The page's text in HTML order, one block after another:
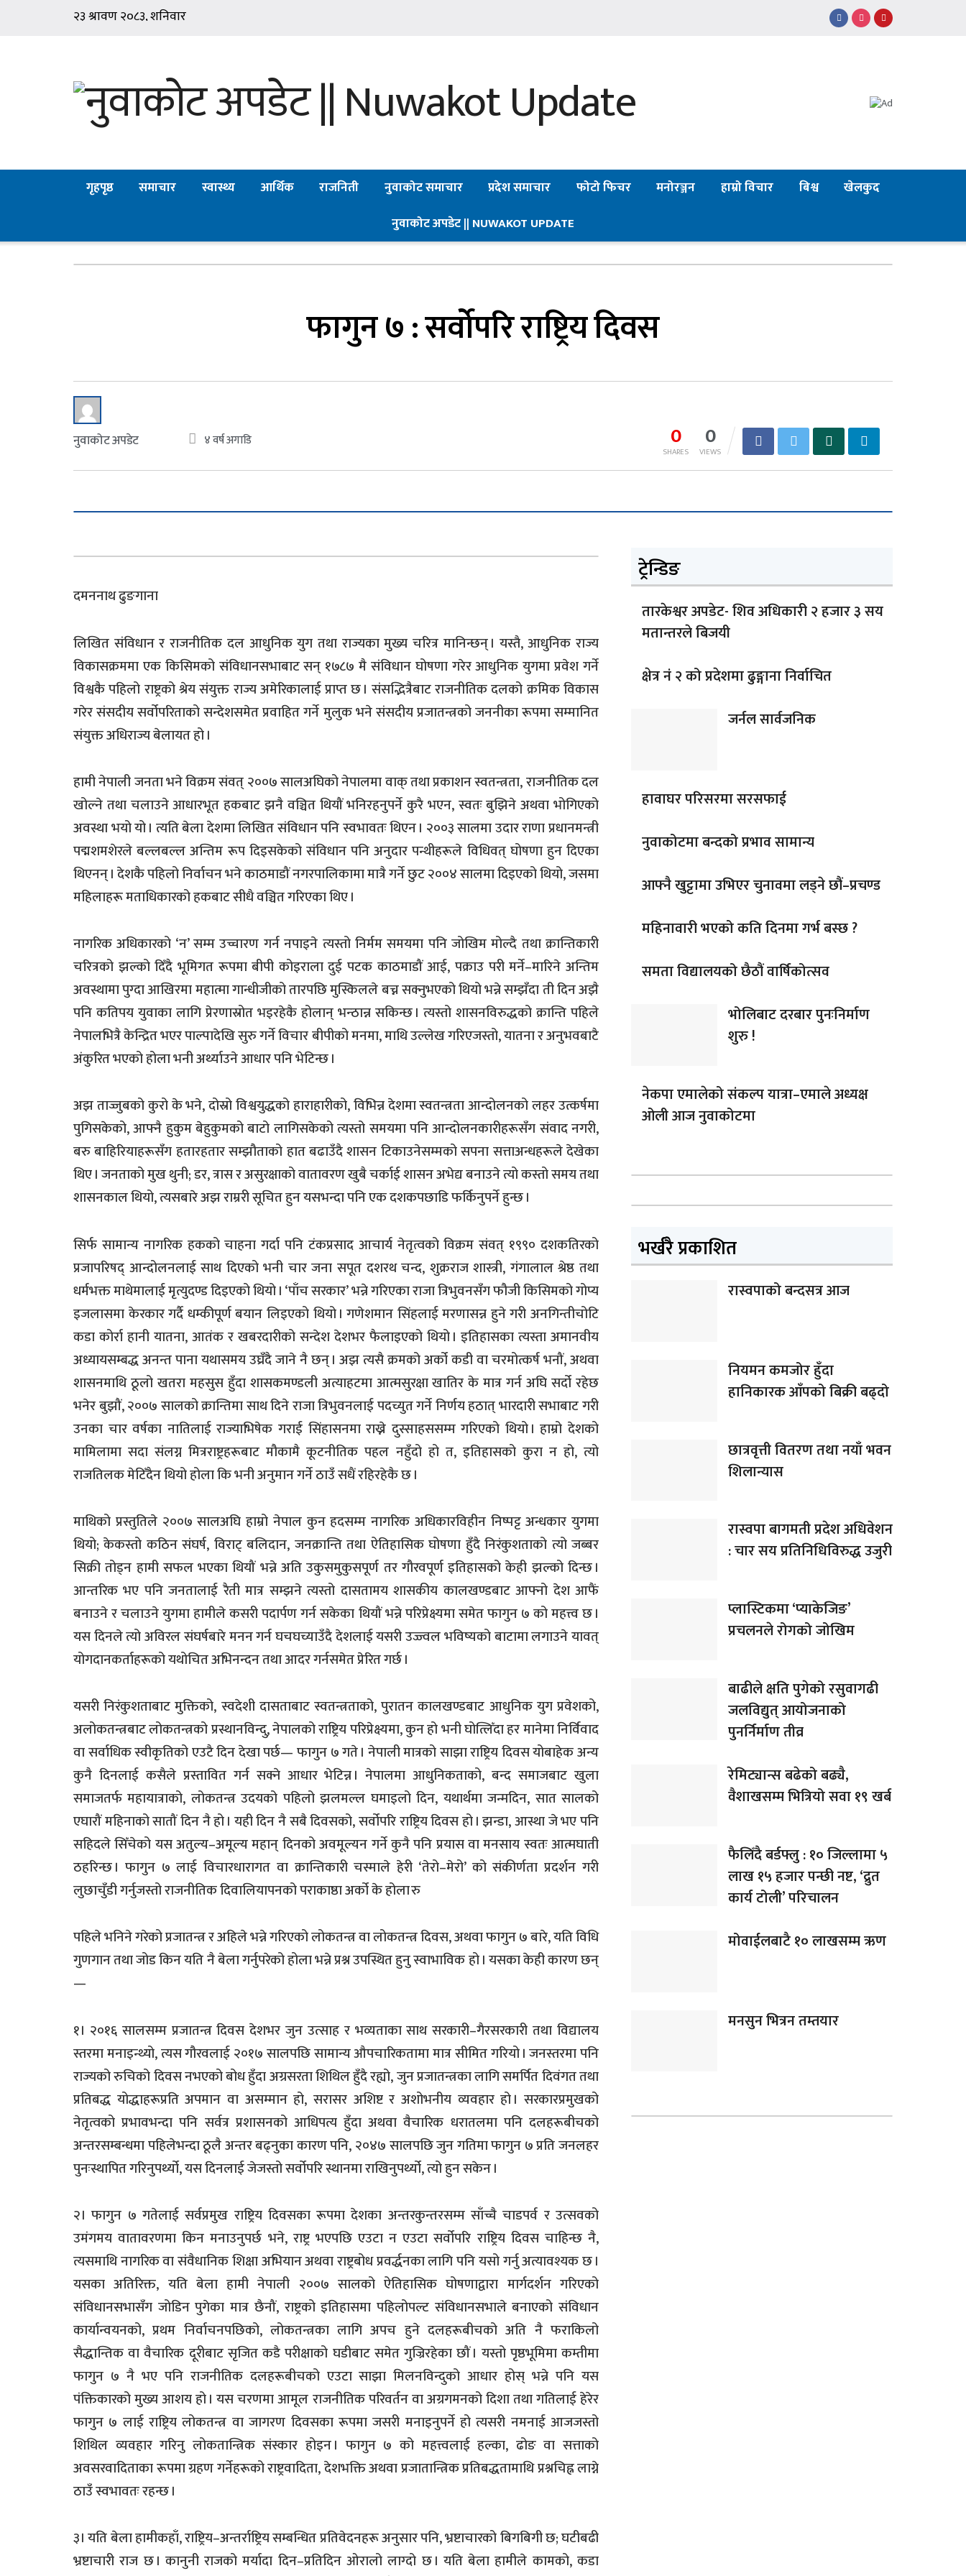
गृहपृष्ठ समाचार स्वास्थ्य आर्थिक राजनिती नुवाकोट समाचार प्रदेश समाचार फोटो फिचर मनोरञ्जन हाम्रो विचार बिश्व
खेलकुद
नुवाकोट अपडेट || NUWAKOT UPDATE
फागुन ७ : सर्वोपरि राष्ट्रिय दिवस
नुवाकोट अपडेट 0
SHARES 0
VIEWS
४ वर्ष अगाडि
दमननाथ ढुङगाना
लिखित संविधान र राजनीतिक दल आधुनिक युग तथा राज्यका मुख्य चरित्र मानिन्छन् । यस्तै, आधुनिक राज्य
विकासक्रममा एक किसिमको संविधानसभाबाट सन् १७८७ मै संविधान घोषणा गरेर आधुनिक युगमा प्रवेश गर्ने
विश्वकै पहिलो राष्ट्रको श्रेय संयुक्त राज्य अमेरिकालाई प्राप्त छ । संसद्भित्रैबाट राजनीतिक दलको क्रमिक विकास
गरेर संसदीय सर्वोपरिताको सन्देशसमेत प्रवाहित गर्ने मुलुक भने संसदीय प्रजातन्त्रको जननीका रूपमा सम्मानित
संयुक्त अधिराज्य बेलायत हो ।
हामी नेपाली जनता भने विक्रम संवत् २००७ सालअघिको नेपालमा वाक् तथा प्रकाशन स्वतन्त्रता, राजनीतिक दल
खोल्ने तथा चलाउने आधारभूत हकबाट झनै वञ्चित थियौं भनिरहनुपर्ने कुरै भएन, स्वतः बुझिने अथवा भोगिएको
अवस्था भयो यो । त्यति बेला देशमा लिखित संविधान पनि स्वभावतः थिएन । २००३ सालमा उदार राणा प्रधानमन्त्री
पद्मशमशेरले बल्लबल्ल अन्तिम रूप दिइसकेको संविधान पनि अनुदार पन्थीहरूले विधिवत् घोषणा हुन दिएका
थिएनन् । देशकै पहिलो निर्वाचन भने काठमाडौं नगरपालिकामा मात्रै गर्ने छुट २००४ सालमा दिइएको थियो, जसमा
महिलाहरू मताधिकारको हकबाट सीधै वञ्चित गरिएका थिए ।
नागरिक अधिकारको ‘न’ सम्म उच्चारण गर्न नपाइने त्यस्तो निर्मम समयमा पनि जोखिम मोल्दै तथा क्रान्तिकारी
चरित्रको झल्को दिँदै भूमिगत रूपमा बीपी कोइराला दुई पटक काठमाडौं आई, पक्राउ परी मर्ने–मारिने अन्तिम
अवस्थामा पुग्दा आखिरमा महात्मा गान्धीजीको तारपछि मुस्किलले बच्न सक्नुभएको थियो भन्ने सम्झँदा ती दिन अझै
पनि कतिपय युवाका लागि प्रेरणास्रोत भइरहेकै होलान् भन्ठान्न सकिन्छ । त्यस्तो शासनविरुद्धको क्रान्ति पहिले
नेपालभित्रै केन्द्रित भएर पाल्पादेखि सुरु गर्ने विचार बीपीको मनमा, माथि उल्लेख गरिएजस्तो, यातना र अनुभवबाटै
अंकुरित भएको होला भनी अर्थ्याउने आधार पनि भेटिन्छ ।
अझ ताज्जुबको कुरो के भने, दोस्रो विश्वयुद्धको हाराहारीको, विभिन्न देशमा स्वतन्त्रता आन्दोलनको लहर उत्कर्षमा
पुगिसकेको, आफ्नै हुकुम बेहुकुमको बाटो लागिसकेको त्यस्तो समयमा पनि आन्दोलनकारीहरूसँग संवाद नगरी,
बरु बाहिरियाहरूसँग हतारहतार सम्झौताको हात बढाउँदै शासन टिकाउनेसम्मको सपना सत्ताअन्धहरूले देखेका
थिए । जनताको मुख थुनी; डर, त्रास र असुरक्षाको वातावरण खुबै चर्काई शासन अभेद्य बनाउने त्यो कस्तो समय तथा
शासनकाल थियो, त्यसबारे अझ राम्ररी सूचित हुन यसभन्दा पनि एक दशकपछाडि फर्किनुपर्ने हुन्छ ।
सिर्फ सामान्य नागरिक हकको चाहना गर्दा पनि टंकप्रसाद आचार्य नेतृत्वको विक्रम संवत् १९९० दशकतिरको
प्रजापरिषद् आन्दोलनलाई साथ दिएको भनी चार जना सपूत दशरथ चन्द, शुक्रराज शास्त्री, गंगालाल श्रेष्ठ तथा
धर्मभक्त माथेमालाई मृत्युदण्ड दिइएको थियो । ‘पाँच सरकार’ भन्ने गरिएका राजा त्रिभुवनसँग फौजी किसिमको गोप्य
इजलासमा केरकार गर्दै धम्कीपूर्ण बयान लिइएको थियो । गणेशमान सिंहलाई मरणासन्न हुने गरी अनगिन्तीचोटि
कडा कोर्रा हानी यातना, आतंक र खबरदारीको सन्देश देशभर फैलाइएको थियो । इतिहासका त्यस्ता अमानवीय
अध्यायसम्बद्ध अनन्त पाना यथासमय उघ्रँदै जाने नै छन् । अझ त्यसै क्रमको अर्को कडी वा चरमोत्कर्ष भनौं, अथवा
शासनमाथि ठूलो खतरा महसुस हुँदा शासकमण्डली अत्याहटमा आत्मसुरक्षा खातिर के मात्र गर्न अघि सर्दो रहेछ
भनेर बुझौं, २००७ सालको क्रान्तिमा साथ दिने राजा त्रिभुवनलाई पदच्युत गर्ने निर्णय हठात् भारदारी सभाबाट गरी
उनका चार वर्षका नातिलाई राज्याभिषेक गराई सिंहासनमा राख्ने दुस्साहससम्म गरिएको थियो । हाम्रो देशको
मामिलामा सदा संलग्न मित्रराष्ट्रहरूबाट मौकामै कूटनीतिक पहल नहुँदो हो त, इतिहासको कुरा न हो, त्यो
राजतिलक मेटिँदैन थियो होला कि भनी अनुमान गर्ने ठाउँ सधैं रहिरहेकै छ ।
माथिको प्रस्तुतिले २००७ सालअघि हाम्रो नेपाल कुन हदसम्म नागरिक अधिकारविहीन निष्पट्ट अन्धकार युगमा
थियो; केकस्तो कठिन संघर्ष, विराट् बलिदान, जनक्रान्ति तथा ऐतिहासिक घोषणा हुँदै निरंकुशताको त्यो जब्बर
सिक्री तोड्न हामी सफल भएका थियौं भन्ने अति उकुसमुकुसपूर्ण तर गौरवपूर्ण इतिहासको केही झल्को दिन्छ ।
आन्तरिक भए पनि जनतालाई रैती मात्र सम्झने त्यस्तो दासतामय शासकीय कालखण्डबाट आफ्नो देश आफैं
बनाउने र चलाउने युगमा हामीले कसरी पदार्पण गर्न सकेका थियौं भन्ने परिप्रेक्ष्यमा समेत फागुन ७ को महत्त्व छ ।
यस दिनले त्यो अविरल संघर्षबारे मनन गर्न घचघच्याउँदै देशलाई यसरी उज्ज्वल भविष्यको बाटामा लगाउने यावत्
योगदानकर्ताहरूको यथोचित अभिनन्दन तथा आदर गर्नसमेत प्रेरित गर्छ ।
यसरी निरंकुशताबाट मुक्तिको, स्वदेशी दासताबाट स्वतन्त्रताको, पुरातन कालखण्डबाट आधुनिक युग प्रवेशको,
अलोकतन्त्रबाट लोकतन्त्रको प्रस्थानविन्दु, नेपालको राष्ट्रिय परिप्रेक्ष्यमा, कुन हो भनी घोत्लिँदा हर मानेमा निर्विवाद
वा सर्वाधिक स्वीकृतिको एउटै दिन देखा पर्छ— फागुन ७ गते । नेपाली मात्रको साझा राष्ट्रिय दिवस योबाहेक अन्य
कुनै दिनलाई कसैले प्रस्तावित गर्न सक्ने आधार भेटिन्न । नेपालमा आधुनिकताको, बन्द समाजबाट खुला
समाजतर्फ महायात्राको, लोकतन्त्र उदयको पहिलो झलमल्ल घमाइलो दिन, यथार्थमा जन्मदिन, सात सालको
एघारौं महिनाको सातौं दिन नै हो । यही दिन नै सबै दिवसको, सर्वोपरि राष्ट्रिय दिवस हो । झन्डा, आस्था जे भए पनि
सहिदले सिँचेको यस अतुल्य–अमूल्य महान् दिनको अवमूल्यन गर्ने कुनै पनि प्रयास वा मनसाय स्वतः आत्मघाती
ठहरिन्छ । फागुन ७ लाई विचारधारागत वा क्रान्तिकारी चस्माले हेरी ‘तेरो–मेरो’ को संकीर्णता प्रदर्शन गरी
लुछाचुँडी गर्नुजस्तो राजनीतिक दिवालियापनको पराकाष्ठा अर्को के होला रु
पहिले भनिने गरेको प्रजातन्त्र र अहिले भन्ने गरिएको लोकतन्त्र वा लोकतन्त्र दिवस, अथवा फागुन ७ बारे, यति विधि
गुणगान तथा जोड किन यति नै बेला गर्नुपरेको होला भन्ने प्रश्न उपस्थित हुनु स्वाभाविक हो । यसका केही कारण छन्
—
१। २०१६ सालसम्म प्रजातन्त्र दिवस देशभर जुन उत्साह र भव्यताका साथ सरकारी–गैरसरकारी तथा विद्यालय
स्तरमा मनाइन्थ्यो, त्यस गौरवलाई २०१७ सालपछि सामान्य औपचारिकतामा मात्र सीमित गरियो । जनस्तरमा पनि
राज्यको रुचिको दिवस नभएको बोध हुँदा अग्रसरता शिथिल हुँदै रह्यो, जुन प्रजातन्त्रका लागि समर्पित दिवंगत तथा
प्रतिबद्ध योद्धाहरूप्रति अपमान वा असम्मान हो, सरासर अशिष्ट र अशोभनीय व्यवहार हो । सरकारप्रमुखको
नेतृत्वको प्रभावभन्दा पनि सर्वत्र प्रशासनको आधिपत्य हुँदा अथवा वैचारिक धरातलमा पनि दलहरूबीचको
अन्तरसम्बन्धमा पहिलेभन्दा ठूलै अन्तर बढ्नुका कारण पनि, २०४७ सालपछि जुन गतिमा फागुन ७ प्रति जनलहर
पुनःस्थापित गरिनुपर्थ्यो, यस दिनलाई जेजस्तो सर्वोपरि स्थानमा राखिनुपर्थ्यो, त्यो हुन सकेन ।
२। फागुन ७ गतेलाई सर्वप्रमुख राष्ट्रिय दिवसका रूपमा देशका अन्तरकुन्तरसम्म साँच्चै चाडपर्व र उत्सवको
उमंगमय वातावरणमा किन मनाउनुपर्छ भने, राष्ट्र भएपछि एउटा न एउटा सर्वोपरि राष्ट्रिय दिवस चाहिन्छ नै,
त्यसमाथि नागरिक वा संवैधानिक शिक्षा अभियान अथवा राष्ट्रबोध प्रवर्द्धनका लागि पनि यसो गर्नु अत्यावश्यक छ ।
यसका अतिरिक्त, यति बेला हामी नेपाली २००७ सालको ऐतिहासिक घोषणाद्वारा मार्गदर्शन गरिएको
संविधानसभासँग जोडिन पुगेका मात्र छैनौं, राष्ट्रको इतिहासमा पहिलोपल्ट संविधानसभाले बनाएको संविधान
कार्यान्वयनको, प्रथम निर्वाचनपछिको, लोकतन्त्रका लागि अपच हुने दलहरूबीचको अति नै फराकिलो
सैद्धान्तिक वा वैचारिक दूरीबाट सृजित कडै परीक्षाको घडीबाट समेत गुज्रिरहेका छौं । यस्तो पृष्ठभूमिमा कम्तीमा
फागुन ७ नै भए पनि राजनीतिक दलहरूबीचको एउटा साझा मिलनविन्दुको आधार होस् भन्ने पनि यस
पंक्तिकारको मुख्य आशय हो । यस चरणमा आमूल राजनीतिक परिवर्तन वा अग्रगमनको दिशा तथा गतिलाई हेरेर
फागुन ७ लाई राष्ट्रिय लोकतन्त्र वा जागरण दिवसका रूपमा जसरी मनाइनुपर्ने हो त्यसरी नमनाई आजजस्तो
शिथिल व्यवहार गरिनु लोकतान्त्रिक संस्कार होइन । फागुन ७ को महत्त्वलाई हल्का, ढोङ वा सत्ताको
अवसरवादिताका रूपमा ग्रहण गर्नेहरूको राष्ट्रवादिता, देशभक्ति अथवा प्रजातान्त्रिक प्रतिबद्धतामाथि प्रश्नचिह्न लाग्ने
ठाउँ स्वभावतः रहन्छ ।
३। यति बेला हामीकहाँ, राष्ट्रिय–अन्तर्राष्ट्रिय सम्बन्धित प्रतिवेदनहरू अनुसार पनि, भ्रष्टाचारको बिगबिगी छ; घटीबढी
भ्रष्टाचारी राज छ । कानुनी राजको मर्यादा दिन–प्रतिदिन ओरालो लाग्दो छ । यति बेला हामीले कामको, कडा
ट्रेन्डिङ
तारकेश्वर अपडेट- शिव अधिकारी २ हजार ३ सय
मतान्तरले बिजयी
क्षेत्र नं २ को प्रदेशमा ढुङ्गाना निर्वाचित
जर्नल सार्वजनिक
हावाघर परिसरमा सरसफाई
नुवाकोटमा बन्दको प्रभाव सामान्य
आफ्नै खुट्टामा उभिएर चुनावमा लड्ने छौं–प्रचण्ड
महिनावारी भएको कति दिनमा गर्भ बस्छ ?
समता विद्यालयको छैठौं वार्षिकोत्सव
भोलिबाट दरबार पुनःनिर्माण
शुरु !
नेकपा एमालेको संकल्प यात्रा–एमाले अध्यक्ष
ओली आज नुवाकोटमा
भर्खरै प्रकाशित
रास्वपाको बन्दसत्र आज
नियमन कमजोर हुँदा
हानिकारक आँपको बिक्री बढ्दो
छात्रवृत्ती वितरण तथा नयाँ भवन
शिलान्यास
रास्वपा बागमती प्रदेश अधिवेशन
: चार सय प्रतिनिधिविरुद्ध उजुरी
प्लास्टिकमा ‘प्याकेजिङ’
प्रचलनले रोगको जोखिम
बाढीले क्षति पुगेको रसुवागढी
जलविद्युत् आयोजनाको
पुनर्निर्माण तीव्र
रेमिट्यान्स बढेको बढ्यै,
वैशाखसम्म भित्रियो सवा १९ खर्ब
फैलिँदै बर्डफ्लु : १० जिल्लामा ५
लाख १५ हजार पन्छी नष्ट, ‘द्रुत
कार्य टोली’ परिचालन
मोवाईलबाटै १० लाखसम्म ऋण
मनसुन भित्रन तम्तयार